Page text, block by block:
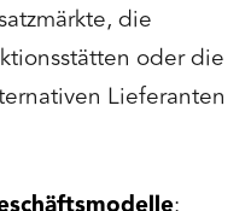
die
oder die
Lieferanten